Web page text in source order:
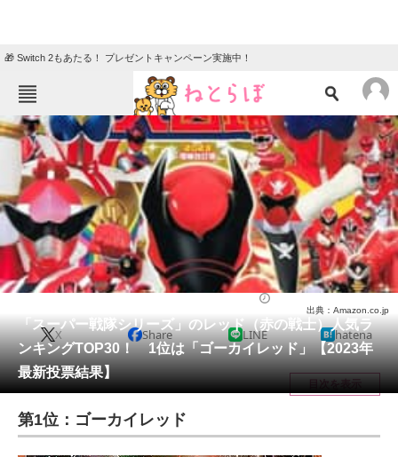
🎁 Switch 2もあたる！ プレゼントキャンペーン実施中！
ねとらぼメニュー
TOP ニュース
エンタメ クイズ
グルメ 地域
住まい 教育・育児
動物 リサーチ
会員記事
メディア
注目記事を集めた総合ページ
ITの今と未来を見通す
「スーパー戦隊シリーズ」のレッド（赤の戦士）人気ラ
ンキングTOP30！ 1位は「ゴーカイレッド」【2023年
最新投票結果】
出典：Amazon.co.jp
X Share LINE hatena
目次を表示
第1位：ゴーカイレッド